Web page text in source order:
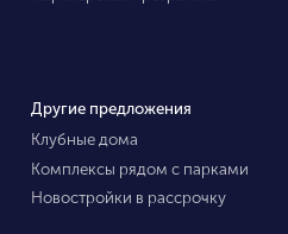
Другие предложения
Клубные дома
Комплексы рядом с парками
Новостройки в рассрочку